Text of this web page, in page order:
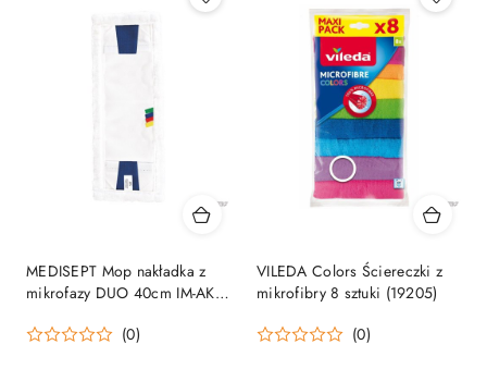
MEDISEPT Mop nakładka z
mikrofazy DUO 40cm IM-AKC-
(0)
VILEDA Colors Ściereczki z
mikrofibry 8 sztuki (19205)
(0)